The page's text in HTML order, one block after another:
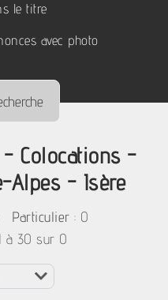
le titre
avec photo
- Colocations -
Alpes - Isère
Particulier : 0
à 30 sur 0